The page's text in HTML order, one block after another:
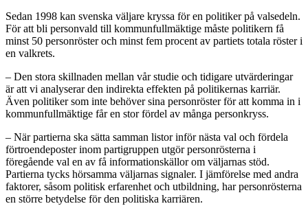
Sedan 1998 kan svenska väljare kryssa för en politiker på valsedeln.
För att bli personvald till kommunfullmäktige måste politikern få
minst 50 personröster och minst fem procent av partiets totala röster i
en valkrets.
– Den stora skillnaden mellan vår studie och tidigare utvärderingar
är att vi analyserar den indirekta effekten på politikernas karriär.
Även politiker som inte behöver sina personröster för att komma in i
kommunfullmäktige får en stor fördel av många personkryss.
– När partierna ska sätta samman listor inför nästa val och fördela
förtroendeposter inom partigruppen utgör personrösterna i
föregående val en av få informationskällor om väljarnas stöd.
Partierna tycks hörsamma väljarnas signaler. I jämförelse med andra
faktorer, såsom politisk erfarenhet och utbildning, har personrösterna
en större betydelse för den politiska karriären.